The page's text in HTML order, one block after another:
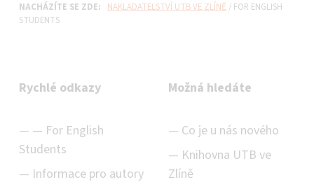
NACHÁZÍTE SE ZDE: NAKLADATELSTVÍ UTB VE ZLÍNĚ / FOR ENGLISH
STUDENTS
Rychlé odkazy
For English
Students
Informace pro autory
Možná hledáte
Co je u nás nového
Knihovna UTB ve
Zlíně